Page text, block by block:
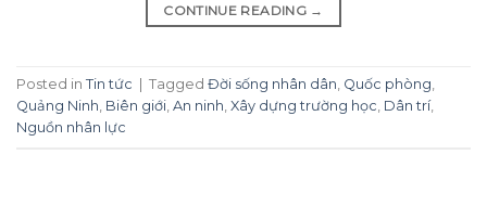
CONTINUE READING →
Posted in Tin tức Tagged Đời sống nhân dân Quốc phòng
Quảng Ninh Biên giới An ninh Xây dựng trường học Dân trí,
Nguồn nhân lực